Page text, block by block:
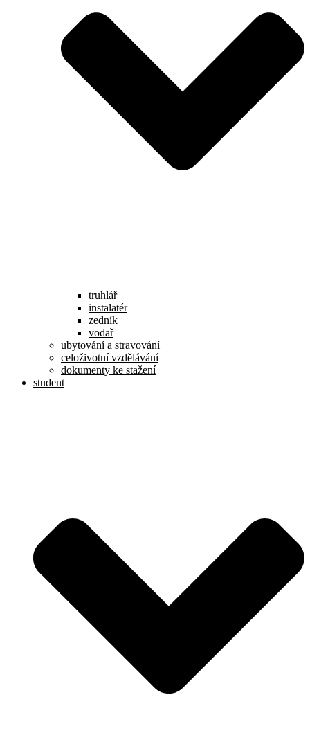
truhlář
instalatér
zedník
vodař
ubytování a stravování
celoživotní vzdělávání
dokumenty ke stažení
student